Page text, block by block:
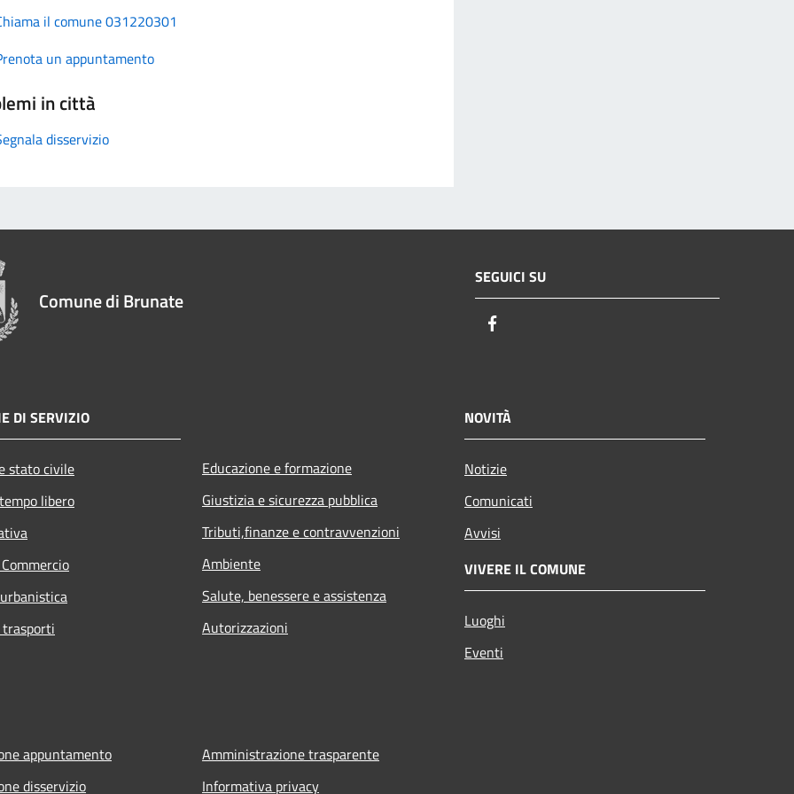
il comune 031220301
un appuntamento
in città
disservizio
Comune di Brunate
SEGUICI SU
DI SERVIZIO
stato civile
libero
Educazione e formazione
Giustizia e sicurezza pubblica
Tributi,finanze e contravvenzioni
Ambiente
Salute, benessere e assistenza
Autorizzazioni
NOVITÀ
Notizie
Comunicati
Avvisi
VIVERE IL COMUNE
Luoghi
Eventi
appuntamento
disservizio
Amministrazione trasparente
Informativa privacy